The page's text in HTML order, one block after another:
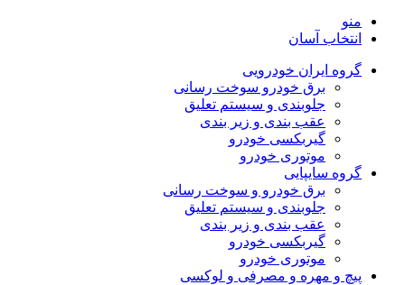
منو
انتخاب آسان
گروه ایران خودرویی
برق خودرو سوخت رسانی
جلوبندی و سیستم تعلیق
عقب بندی و زیر بندی
گیربکسی خودرو
موتوری خودرو
گروه سایپایی
برق خودرو و سوخت رسانی
جلوبندی و سیستم تعلیق
عقب بندی و زیر بندی
گیربکسی خودرو
موتوری خودرو
پیچ و مهره و مصرفی و لوکسی